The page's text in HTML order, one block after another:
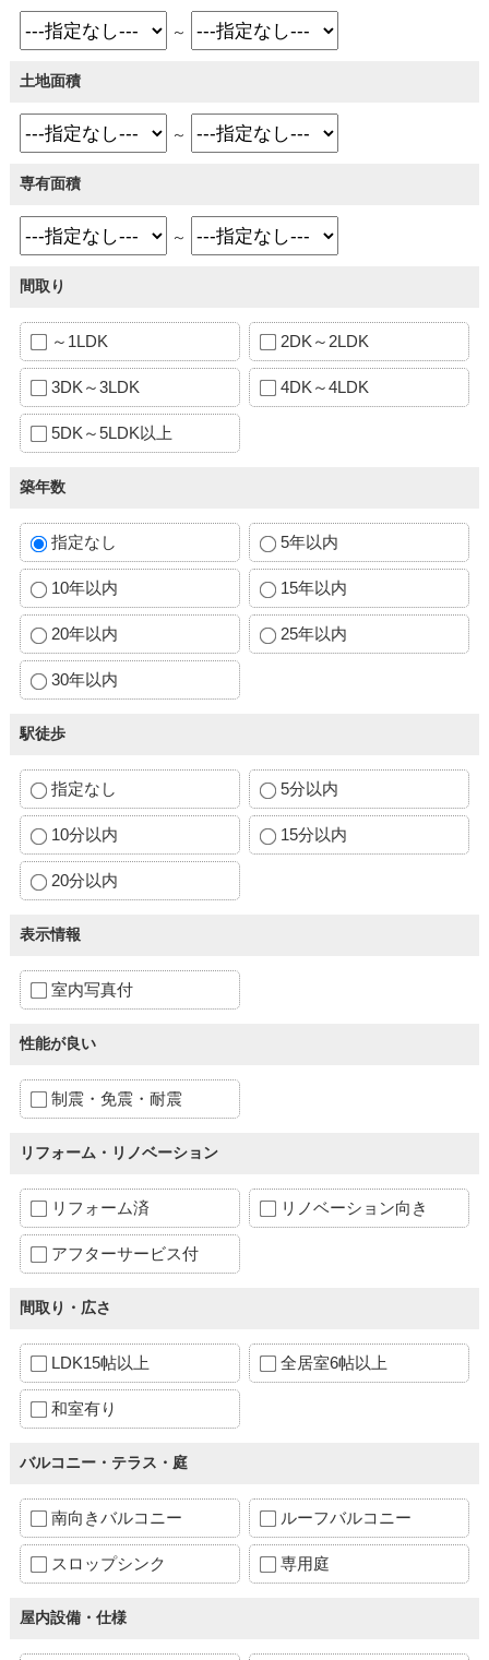
～
土地面積
～
専有面積
～
間取り
～1LDK 2DK～2LDK
3DK～3LDK 4DK～4LDK
5DK～5LDK以上
築年数
指定なし 5年以内
10年以内 15年以内
20年以内 25年以内
30年以内
駅徒歩
指定なし 5分以内
10分以内 15分以内
20分以内
表示情報
室内写真付
性能が良い
制震・免震・耐震
リフォーム・リノベーション
リフォーム済 リノベーション向き
アフターサービス付
間取り・広さ
LDK15帖以上 全居室6帖以上
和室有り
バルコニー・テラス・庭
南向きバルコニー ルーフバルコニー
スロップシンク 専用庭
屋内設備・仕様